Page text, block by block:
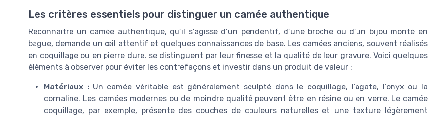
Les critères essentiels pour distinguer un camée authentique
Reconnaître un camée authentique, qu’il s’agisse d’un pendentif, d’une broche ou d’un bijou monté en
bague, demande un œil attentif et quelques connaissances de base. Les camées anciens, souvent réalisés
en coquillage ou en pierre dure, se distinguent par leur finesse et la qualité de leur gravure. Voici quelques
éléments à observer pour éviter les contrefaçons et investir dans un produit de valeur :
Matériaux :Un camée véritable est généralement sculpté dans le coquillage, l’agate, l’onyx ou la
cornaline. Les camées modernes ou de moindre qualité peuvent être en résine ou en verre. Le camée
coquillage, par exemple, présente des couches de couleurs naturelles et une texture légèrement